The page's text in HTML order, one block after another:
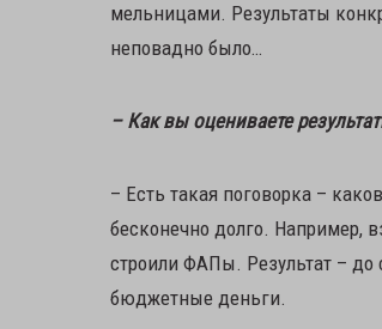
мельницами. Результаты
неповадно было…
– Как вы оцениваете
– Есть такая поговорка –
бесконечно долго. Например,
строили ФАПы. Результат –
бюджетные деньги.